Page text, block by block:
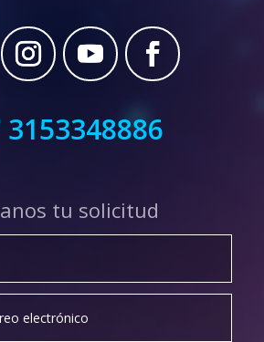
3153348886
tu solicitud